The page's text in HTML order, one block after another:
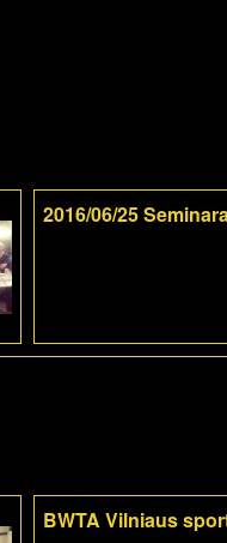
2016/06/25
BWTA Vilniaus